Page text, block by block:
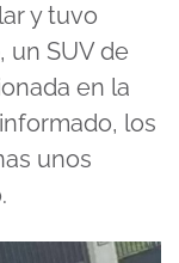
y tuvo
, un SUV de
en la
los
unos